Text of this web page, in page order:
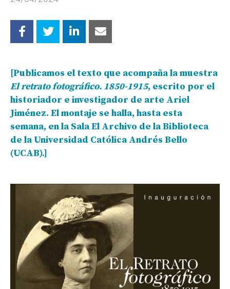
[Publicamos el texto que acompaña la muestra
El retrato fotográfico. 1850-1915, escrito por el
historiador e investigador de arte Ariel
Jiménez. El montaje se halla, hasta esta
semana, en la Sala El Archivo de la Biblioteca
de la Universidad Católica Andrés Bello
(UCAB).]